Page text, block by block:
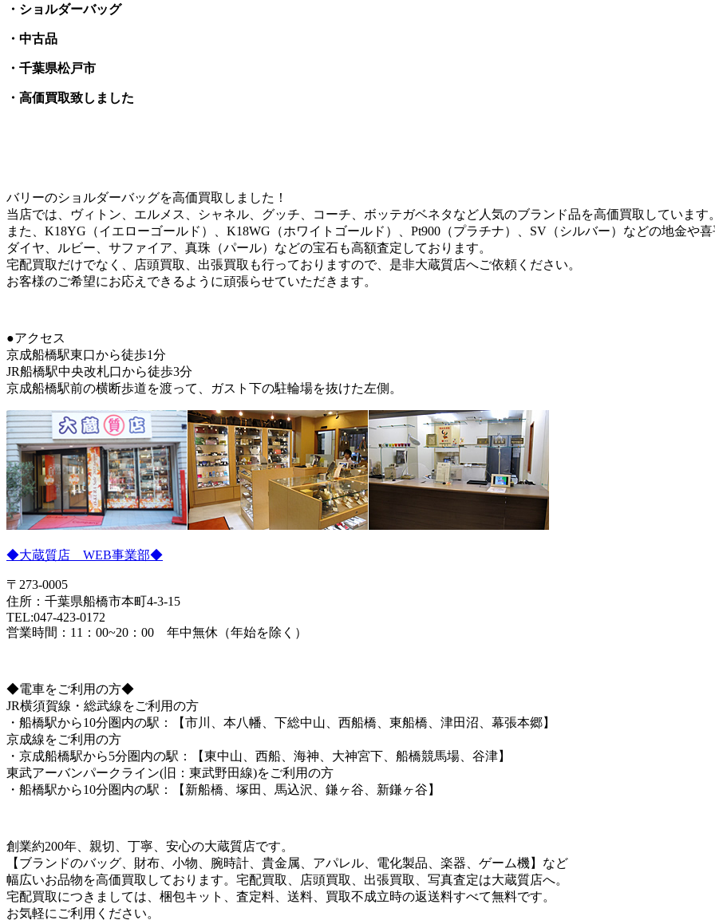
・ショルダーバッグ
・中古品
・千葉県松戸市
・高価買取致しました
バリーのショルダーバッグを高価買取しました！
当店では、ヴィトン、エルメス、シャネル、グッチ、コーチ、ボッテガベネタなど人気のブランド品を高価買取しています。
また、K18YG（イエローゴールド）、K18WG（ホワイトゴールド）、Pt900（プラチナ）、SV（シルバー）などの地金や喜
ダイヤ、ルビー、サファイア、真珠（パール）などの宝石も高額査定しております。
宅配買取だけでなく、店頭買取、出張買取も行っておりますので、是非大蔵質店へご依頼ください。
お客様のご希望にお応えできるように頑張らせていただきます。
●アクセス
京成船橋駅東口から徒歩1分
JR船橋駅中央改札口から徒歩3分
京成船橋駅前の横断歩道を渡って、ガスト下の駐輪場を抜けた左側。
◆大蔵質店 WEB事業部◆
〒273-0005
住所：千葉県船橋市本町4-3-15
TEL:047-423-0172
営業時間：11：00~20：00 年中無休（年始を除く）
◆電車をご利用の方◆
JR横須賀線・総武線をご利用の方
・船橋駅から10分圏内の駅：【市川、本八幡、下総中山、西船橋、東船橋、津田沼、幕張本郷】
京成線をご利用の方
・京成船橋駅から5分圏内の駅：【東中山、西船、海神、大神宮下、船橋競馬場、谷津】
東武アーバンパークライン(旧：東武野田線)をご利用の方
・船橋駅から10分圏内の駅：【新船橋、塚田、馬込沢、鎌ヶ谷、新鎌ヶ谷】
創業約200年、親切、丁寧、安心の大蔵質店です。
【ブランドのバッグ、財布、小物、腕時計、貴金属、アパレル、電化製品、楽器、ゲーム機】など
幅広いお品物を高価買取しております。宅配買取、店頭買取、出張買取、写真査定は大蔵質店へ。
宅配買取につきましては、梱包キット、査定料、送料、買取不成立時の返送料すべて無料です。
お気軽にご利用ください。